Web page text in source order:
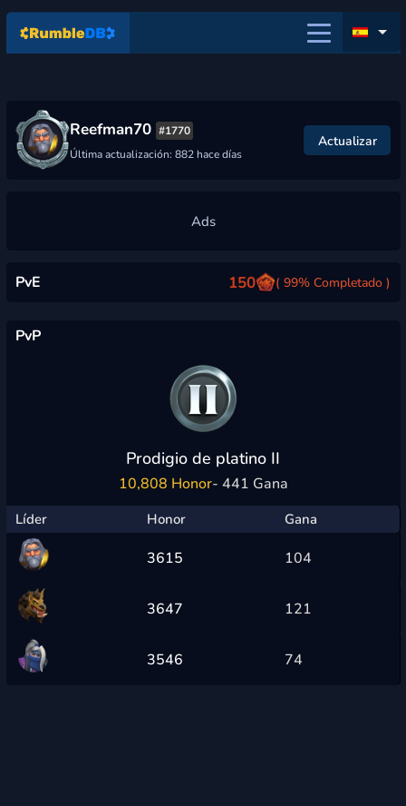
Reefman70 #1770
Última actualización: 882 hace días
Actualizar
PvE 150 ( 99% Completado )
PvP
Prodigio de platino II
10,808 Honor- 441 Gana
Líder Honor Gana
3615 104
3647 121
3546 74